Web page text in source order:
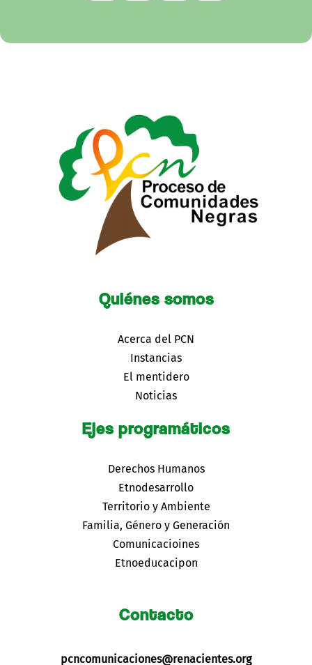
Quiénes somos
Acerca del PCN
Instancias
El mentidero
Noticias
Ejes programáticos
Derechos Humanos
Etnodesarrollo
Territorio y Ambiente
Familia, Género y Generación
Comunicacioines
Etnoeducacipon
Contacto
pcncomunicaciones@renacientes.org